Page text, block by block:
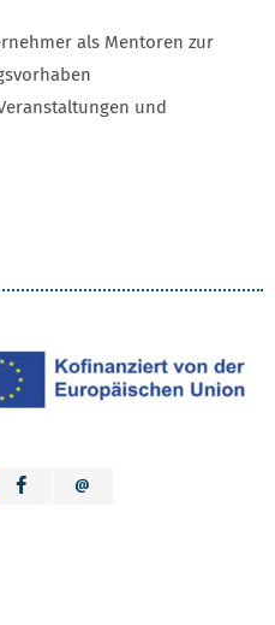
als Mentoren zur
und